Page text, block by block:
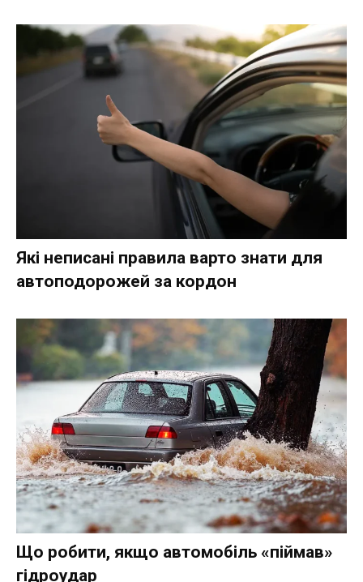
Які неписані правила варто знати для
автоподорожей за кордон
Що робити, якщо автомобіль «піймав»
гідроудар